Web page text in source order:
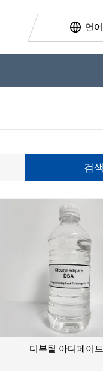
언어
디부틸 아디페이트